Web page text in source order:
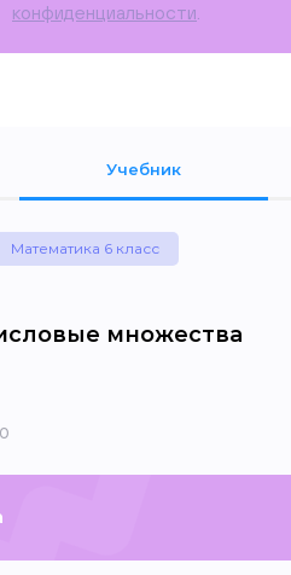
конфиденциальности
Учебник
Математика 6 класс
множества
0